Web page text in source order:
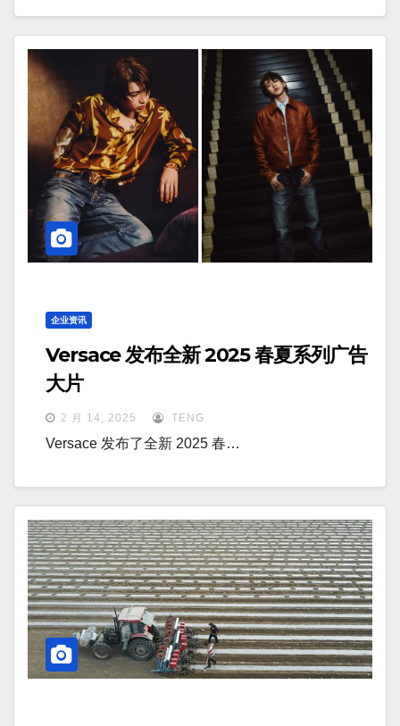
企业资讯
Versace 发布全新 2025 春夏系列广告
大片
2 月 14, 2025 TENG
Versace 发布了全新 2025 春…